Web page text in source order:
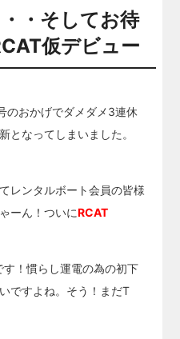
・そしてお待
仮デビュー
のおかげでダメダメ3連休
となってしまいました。
レンタルボート会員の皆様
ーん！ついにRCAT
す！慣らし運電の為の初下
ですよね。そう！まだT